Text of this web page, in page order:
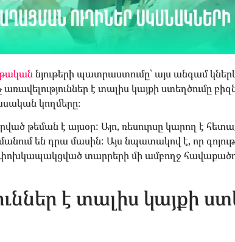
նյութերի պատրաստումը՝ այս անգամ
է տալիս կայքի ստեղծումը
կողմերը։
թեման է այսօր: Այո, ռեսուրսը կարող է
են դրա մասին: Այս նպատակով է, որ
տարրերի մի ամբողջ
է տալիս կայքի